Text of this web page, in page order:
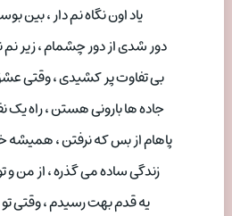
یاد اون نگاه نم دار ، بین
دور شدی از دور چشمام ، زیر
بی تفاوت پر کشیدی ، وقتی
جاده ها بارونی هستن ، راه
پاهام از بس که نرفتن ،
زندگی ساده می گذره ، از من
یه قدم بهت رسیدم ، وقتی